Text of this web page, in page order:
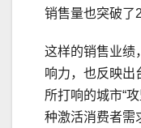
销售量也突破了
这样的销售业绩
响力，也反映出
所打响的城市“
种激活消费者需